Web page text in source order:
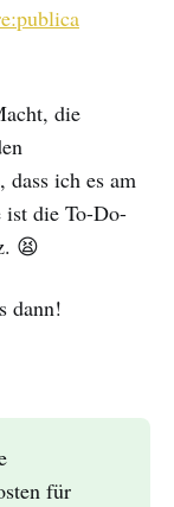
die
ich es am
ist die To-Do-
😫
dann!
für